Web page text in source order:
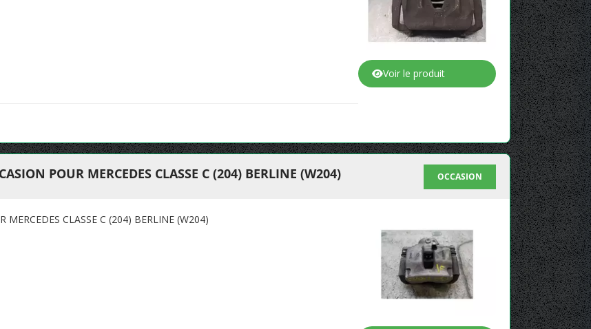
Voir le produit
POUR MERCEDES CLASSE C (204) BERLINE (W204) OCCASION
MERCEDES CLASSE C (204) BERLINE (W204)